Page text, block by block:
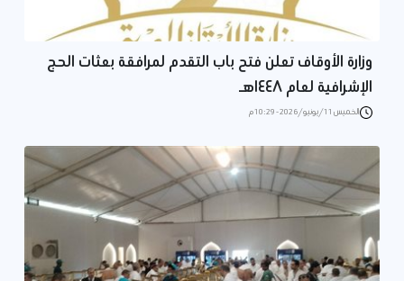
وزارة الأوقاف تعلن فتح باب التقدم لمرافقة بعثات الحج
الإشرافية لعام ١٤٤٨هـ
الخميس 11/يونيو/2026 - 10:29 م